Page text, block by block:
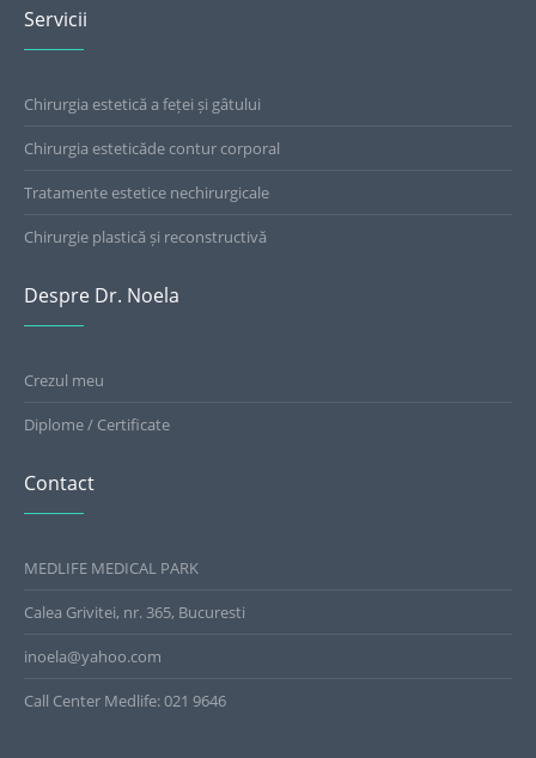
Servicii
Chirurgia estetică a feței și gâtului
Chirurgia esteticăde contur corporal
Tratamente estetice nechirurgicale
Chirurgie plastică și reconstructivă
Despre Dr. Noela
Crezul meu
Diplome / Certificate
Contact
MEDLIFE MEDICAL PARK
Calea Grivitei, nr. 365, Bucuresti
inoela@yahoo.com
Call Center Medlife: 021 9646